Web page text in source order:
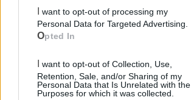
Personal Data for Targeted Advertising.
Opted In
Retention, Sale, and/or Sharing of my
Personal Data that Is Unrelated with the
Purposes for which it was collected.
Mondo CIA